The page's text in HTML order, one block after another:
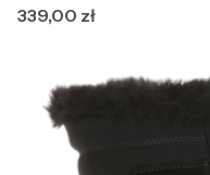
Cena
339,00 zł